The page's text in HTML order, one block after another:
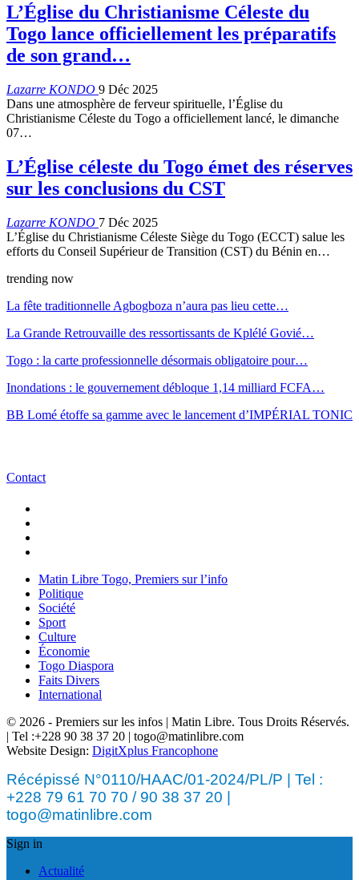
L’Église du Christianisme Céleste du
Togo lance officiellement les préparatifs
de son grand…
Lazarre KONDO 9 Déc 2025
Dans une atmosphère de ferveur spirituelle, l’Église du
Christianisme Céleste du Togo a officiellement lancé, le dimanche
07…
L’Église céleste du Togo émet des réserves
sur les conclusions du CST
Lazarre KONDO 7 Déc 2025
L’Église du Christianisme Céleste Siège du Togo (ECCT) salue les
efforts du Conseil Supérieur de Transition (CST) du Bénin en…
trending now
La fête traditionnelle Agbogboza n’aura pas lieu cette…
La Grande Retrouvaille des ressortissants de Kplélé Govié…
Togo : la carte professionnelle désormais obligatoire pour…
Inondations : le gouvernement débloque 1,14 milliard FCFA…
BB Lomé étoffe sa gamme avec le lancement d’IMPÉRIAL TONIC
Contact
Matin Libre Togo, Premiers sur l’info
Politique
Société
Sport
Culture
Économie
Togo Diaspora
Faits Divers
International
© 2026 - Premiers sur les infos | Matin Libre. Tous Droits Réservés.
| Tel :+228 90 38 37 20 | togo@matinlibre.com
Website Design: DigitXplus Francophone
Récépissé N°0110/HAAC/01-2024/PL/P | Tel :
+228 79 61 70 70 / 90 38 37 20 |
togo@matinlibre.com
Sign in
Actualité